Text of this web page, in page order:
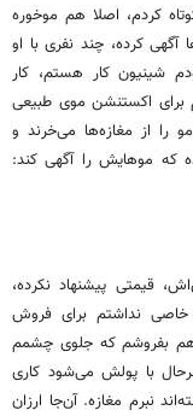
کردم، اصلا هم موخوره
کرده، چند نفری با او
شینیون کار هستم، کار
اکستنشن موی طبیعی
را از مغازه‌ها می‌خرند و
که موهایش را آگهی کند:
قیمتی پیشنهاد نکرده،
خاصی نداشتم برای فروش
بفروشم که جلوی چشمم
با پولش می‌شود کاری
٦٠٠. فقط به من گفته‌اند نبرم مغازه. آن‌جا ارزان